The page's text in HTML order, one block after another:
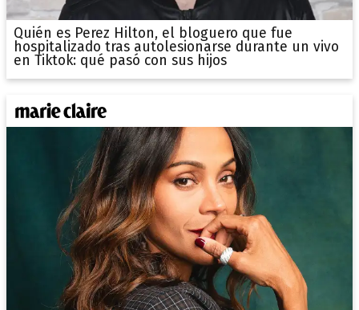
Quién es Perez Hilton, el bloguero que fue
hospitalizado tras autolesionarse durante un vivo
en Tiktok: qué pasó con sus hijos